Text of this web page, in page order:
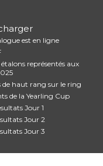
est en ligne
représentés aux
de haut rang sur le ring
de la Yearling Cup
Jour 1
Jour 2
Jour 3